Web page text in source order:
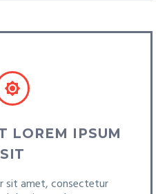


LOREM IPSUM
SIT
sit amet, consectetur